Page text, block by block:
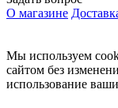
О магазине
Мы используем
сайтом без
использование